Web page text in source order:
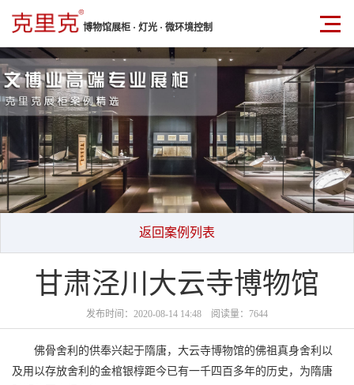
博物馆展柜 · 灯光 · 微环境控制
返回案例列表
甘肃泾川大云寺博物馆
发布时间：2020-08-14 14:48 阅读量：7644
佛骨舍利的供奉兴起于隋唐，大云寺博物馆的佛祖真身舍利以
及用以存放舍利的金棺银椁距今已有一千四百多年的历史，为隋唐